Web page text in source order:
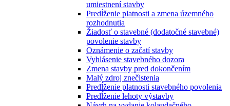
umiestnení stavby
Predĺženie platnosti a zmena územného
rozhodnutia
Žiadosť o stavebné (dodatočné stavebné)
povolenie stavby
Oznámenie o začatí stavby
Vyhlásenie stavebného dozora
Zmena stavby pred dokončením
Malý zdroj znečistenia
Predĺženie platnosti stavebného povolenia
Predĺženie lehoty výstavby